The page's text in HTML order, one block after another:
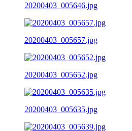
20200403_005646.jpg
20200403_005657.jpg
20200403_005652.jpg
20200403_005635.jpg